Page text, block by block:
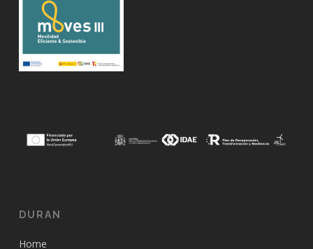
DURAN
Home